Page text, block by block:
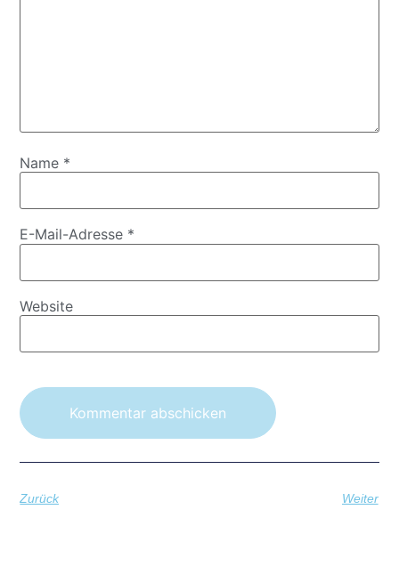
Name *
E-Mail-Adresse *
Website
Zurück Weiter